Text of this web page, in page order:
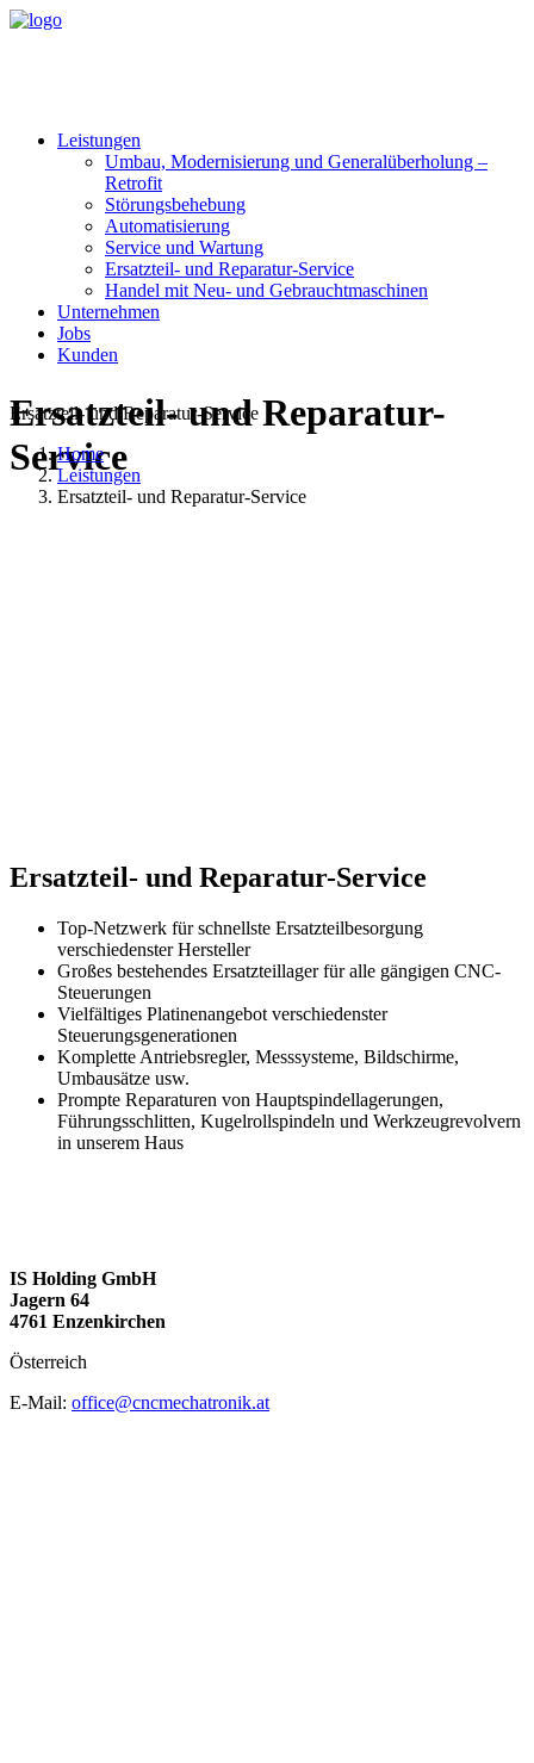
Leistungen
Umbau, Modernisierung und Generalüberholung –
Retrofit
Störungsbehebung
Automatisierung
Service und Wartung
Ersatzteil- und Reparatur-Service
Handel mit Neu- und Gebrauchtmaschinen
Unternehmen
Jobs
Kunden
Ersatzteil- und Reparatur-
Service
Ersatzteil- und Reparatur-Service
Home
Leistungen
Ersatzteil- und Reparatur-Service
Ersatzteil- und Reparatur-Service
Top-Netzwerk für schnellste Ersatzteilbesorgung
verschiedenster Hersteller
Großes bestehendes Ersatzteillager für alle gängigen CNC-
Steuerungen
Vielfältiges Platinenangebot verschiedenster
Steuerungsgenerationen
Komplette Antriebsregler, Messsysteme, Bildschirme,
Umbausätze usw.
Prompte Reparaturen von Hauptspindellagerungen,
Führungsschlitten, Kugelrollspindeln und Werkzeugrevolvern
in unserem Haus
IS Holding GmbH
Jagern 64
4761 Enzenkirchen
Österreich
E-Mail: office@cncmechatronik.at